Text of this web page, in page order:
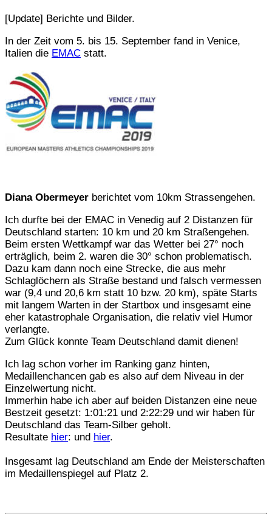
[Update] Berichte und Bilder.
In der Zeit vom 5. bis 15. September fand in Venice,
Italien die EMAC statt.
Diana Obermeyer berichtet vom 10km Strassengehen.
Ich durfte bei der EMAC in Venedig auf 2 Distanzen für
Deutschland starten: 10 km und 20 km Straßengehen.
Beim ersten Wettkampf war das Wetter bei 27° noch
erträglich, beim 2. waren die 30° schon problematisch.
Dazu kam dann noch eine Strecke, die aus mehr
Schlaglöchern als Straße bestand und falsch vermessen
war (9,4 und 20,6 km statt 10 bzw. 20 km), späte Starts
mit langem Warten in der Startbox und insgesamt eine
eher katastrophale Organisation, die relativ viel Humor
verlangte.
Zum Glück konnte Team Deutschland damit dienen!
Ich lag schon vorher im Ranking ganz hinten,
Medaillenchancen gab es also auf dem Niveau in der
Einzelwertung nicht.
Immerhin habe ich aber auf beiden Distanzen eine neue
Bestzeit gesetzt: 1:01:21 und 2:22:29 und wir haben für
Deutschland das Team-Silber geholt.
Resultate hier: und hier.
Insgesamt lag Deutschland am Ende der Meisterschaften
im Medaillenspiegel auf Platz 2.